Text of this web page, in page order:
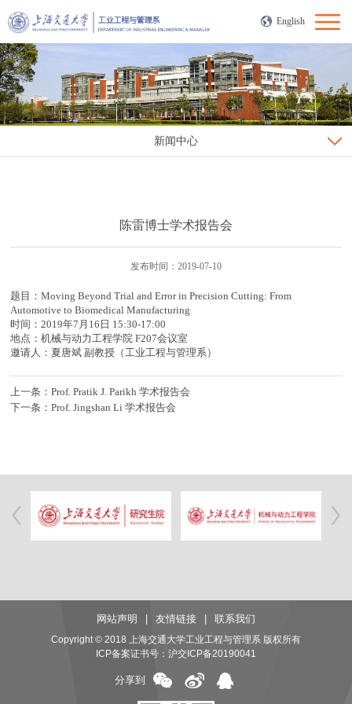
English
新闻中心
陈雷博士学术报告会
发布时间：2019-07-10
题目：Moving Beyond Trial and Error in Precision Cutting: From
Automotive to Biomedical Manufacturing
时间：2019年7月16日 15:30-17:00
地点：机械与动力工程学院 F207会议室
邀请人：夏唐斌 副教授（工业工程与管理系）
上一条：Prof. Pratik J. Parikh 学术报告会
下一条：Prof. Jingshan Li 学术报告会
网站声明 | 友情链接 | 联系我们
Copyright © 2018 上海交通大学工业工程与管理系 版权所有
ICP备案证书号： 沪交ICP备20190041
分享到